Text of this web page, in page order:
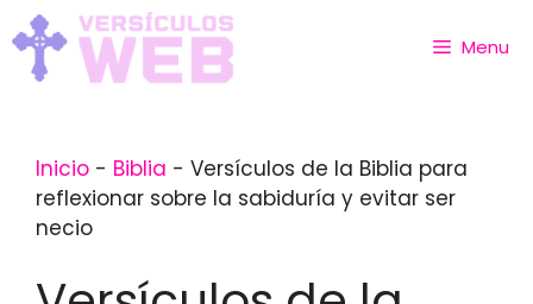
Skip
to
content
Menu
Inicio - Biblia - Versículos de la Biblia para
reflexionar sobre la sabiduría y evitar ser
necio